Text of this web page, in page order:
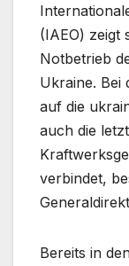
(IAEO) zeigt
Notbetrieb
Ukraine. Bei
auf die
auch die
verbindet,
Bereits in